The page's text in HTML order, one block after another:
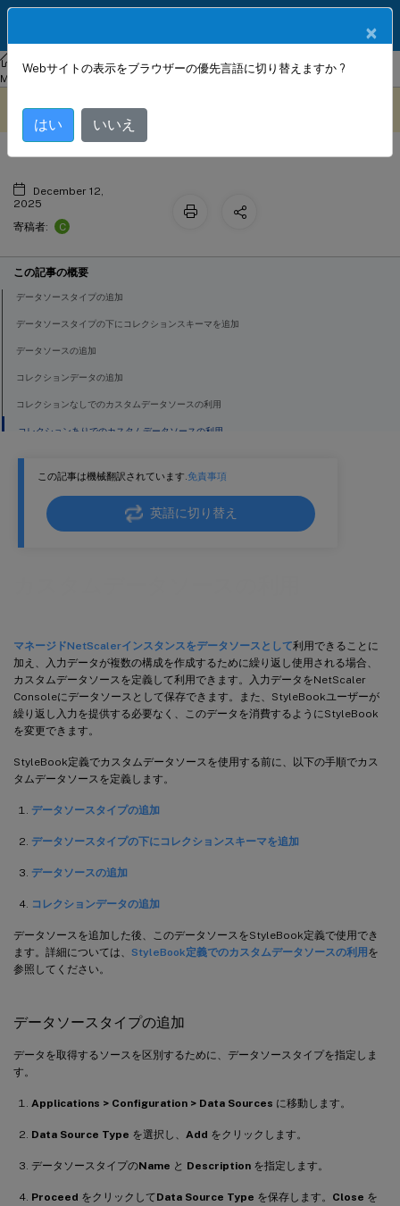
NetScalerConsole on-prem
NetScaler Application Delivery
Management 14.1
この記事は機械翻訳されています.免責事項
英語に切り替え
マネージドNetScalerインスタンスをデータソースとして利用できることに
加え、入力データが複数の構成を作成するために繰り返し使用される場合、
カスタムデータソースを定義して利用できます。入力データをNetScaler
Consoleにデータソースとして保存できます。また、StyleBookユーザーが
繰り返し入力を提供する必要なく、このデータを消費するようにStyleBook
を変更できます。
StyleBook定義でカスタムデータソースを使用する前に、以下の手順でカス
タムデータソースを定義します。
データソースタイプの追加
データソースタイプの下にコレクションスキーマを追加
データソースの追加
コレクションデータの追加
データソースを追加した後、このデータソースをStyleBook定義で使用でき
ます。詳細については、 StyleBook定義でのカスタムデータソースの利用 を
参照してください。
データソースタイプの追加
データを取得するソースを区別するために、データソースタイプを指定しま
す。
Applications > Configuration > Data Sources に移動します。
Data Source Type を選択し、 Add をクリックします。
データソースタイプのName と Description を指定します。
Proceed をクリックしてData Source Type を保存します。 Close を
翻訳されています。
カスタムデータソースの利用
December 12,
2025
寄稿者:
C
この記事の概要
データソースタイプの追加
データソースタイプの下にコレクションスキーマを追加
データソースの追加
コレクションデータの追加
コレクションなしでのカスタムデータソースの利用
コレクションありでのカスタムデータソースの利用
×
Webサイトの表示をブラウザーの優先言語に切り替えますか ?
はい いいえ